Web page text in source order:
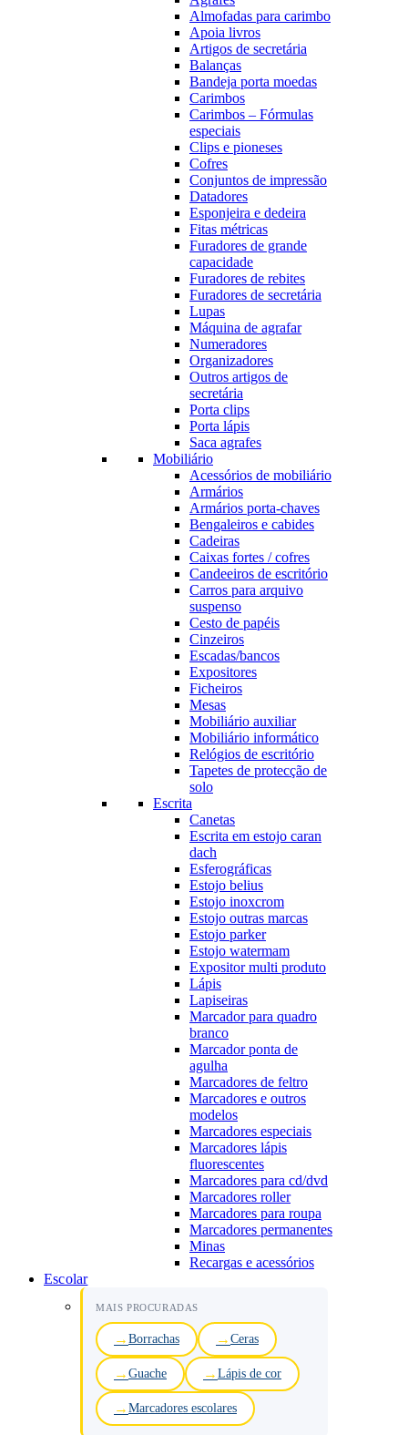
Almofadas para carimbo
Apoia livros
Artigos de secretária
Balanças
Bandeja porta moedas
Carimbos
Carimbos – Fórmulas
especiais
Clips e pioneses
Cofres
Conjuntos de impressão
Datadores
Esponjeira e dedeira
Fitas métricas
Furadores de grande
capacidade
Furadores de rebites
Furadores de secretária
Lupas
Máquina de agrafar
Numeradores
Organizadores
Outros artigos de
secretária
Porta clips
Porta lápis
Saca agrafes
Mobiliário
Acessórios de mobiliário
Armários
Armários porta-chaves
Bengaleiros e cabides
Cadeiras
Caixas fortes / cofres
Candeeiros de escritório
Carros para arquivo
suspenso
Cesto de papéis
Cinzeiros
Escadas/bancos
Expositores
Ficheiros
Mesas
Mobiliário auxiliar
Mobiliário informático
Relógios de escritório
Tapetes de protecção de
solo
Escrita
Canetas
Escrita em estojo caran
dach
Esferográficas
Estojo belius
Estojo inoxcrom
Estojo outras marcas
Estojo parker
Estojo watermam
Expositor multi produto
Lápis
Lapiseiras
Marcador para quadro
branco
Marcador ponta de
agulha
Marcadores de feltro
Marcadores e outros
modelos
Marcadores especiais
Marcadores lápis
fluorescentes
Marcadores para cd/dvd
Marcadores roller
Marcadores para roupa
Marcadores permanentes
Minas
Recargas e acessórios
Escolar
MAIS PROCURADAS
Borrachas Ceras
Guache Lápis de cor
Marcadores escolares